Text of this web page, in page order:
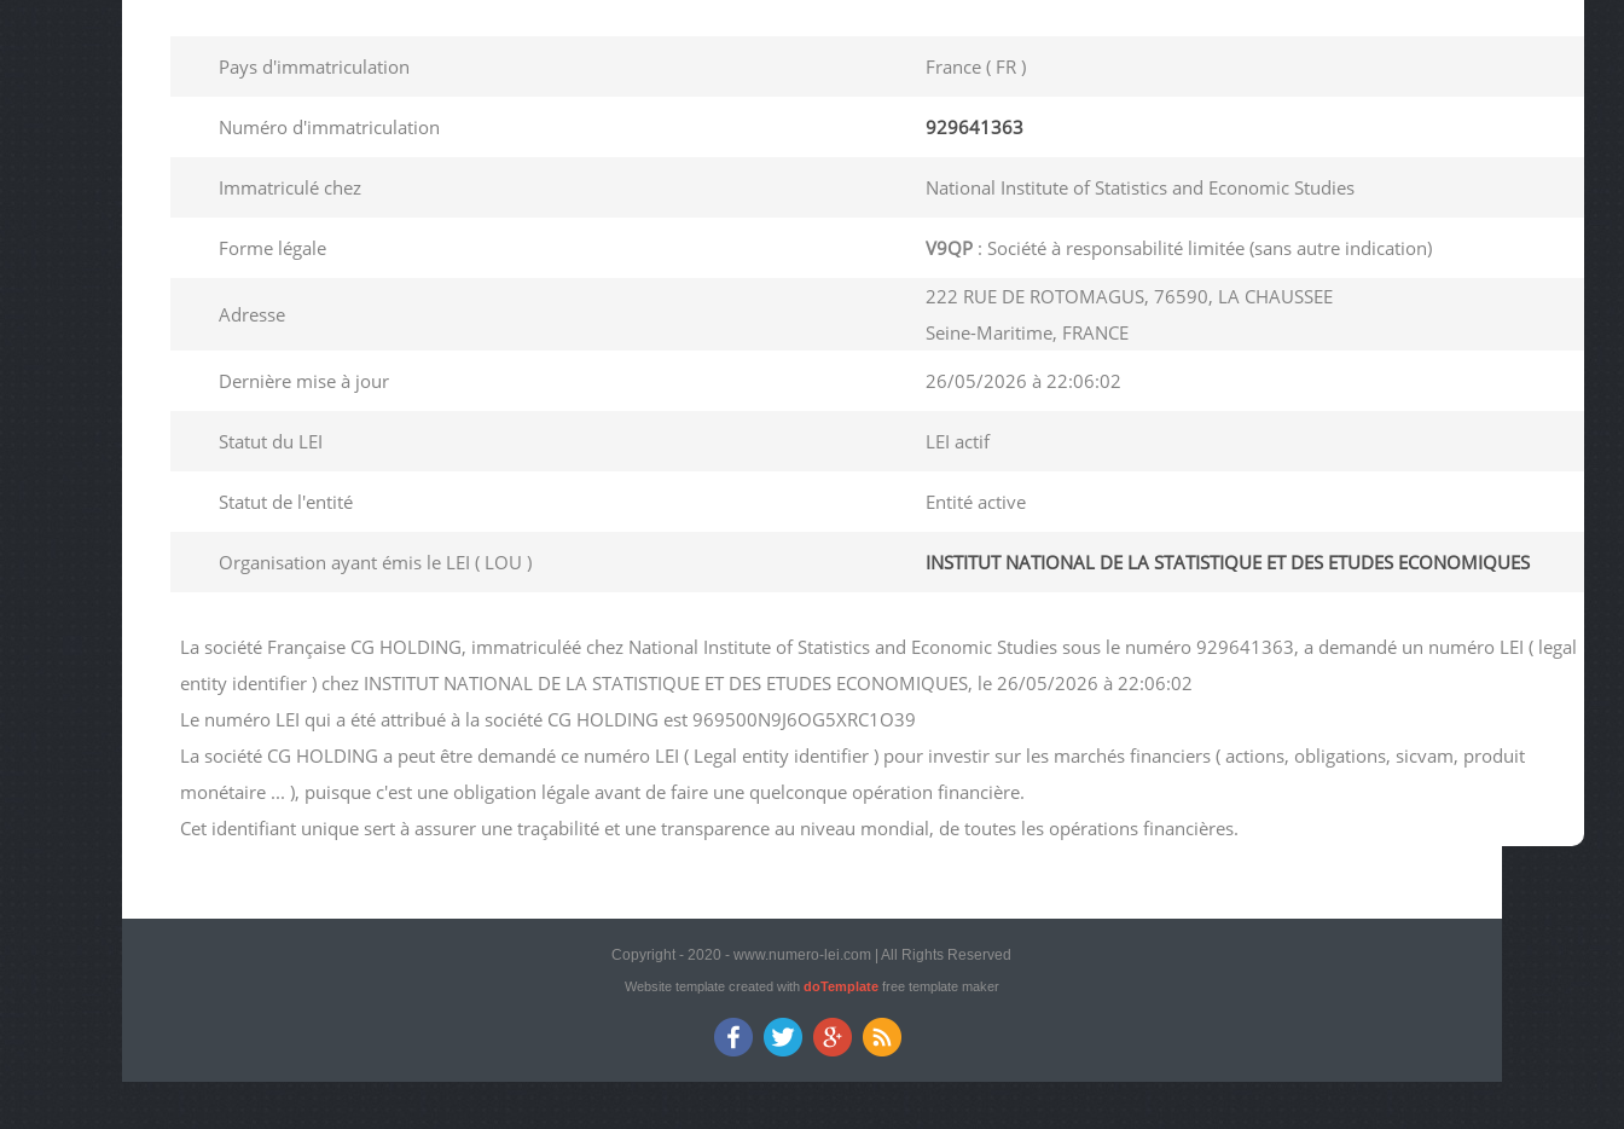
Pays d'immatriculation France ( FR )
Numéro d'immatriculation 929641363
Immatriculé chez National Institute of Statistics and Economic Studies
Forme légale V9QP: Société à responsabilité limitée (sans autre indication)
Adresse
222 RUE DE ROTOMAGUS, 76590, LA CHAUSSEE
Seine-Maritime, FRANCE
Dernière mise à jour
26/05/2026 à 22:06:02
Statut du LEI LEI actif
Statut de l'entité Entité active
Organisation ayant émis le LEI ( LOU ) INSTITUT NATIONAL DE LA STATISTIQUE ET DES ETUDES ECONOMIQUES
La société Française CG HOLDING, immatriculéé chez National Institute of Statistics and Economic Studies sous le numéro 929641363, a demandé un numéro LEI ( legal
entity identifier ) chez INSTITUT NATIONAL DE LA STATISTIQUE ET DES ETUDES ECONOMIQUES, le 26/05/2026 à 22:06:02
Le numéro LEI qui a été attribué à la société CG HOLDING est 969500N9J6OG5XRC1O39
La société CG HOLDING a peut être demandé ce numéro LEI ( Legal entity identifier ) pour investir sur les marchés financiers ( actions, obligations, sicvam, produit
monétaire ... ), puisque c'est une obligation légale avant de faire une quelconque opération financière.
Cet identifiant unique sert à assurer une traçabilité et une transparence au niveau mondial, de toutes les opérations financières.
Copyright - 2020 - www.numero-lei.com | All Rights Reserved
Website template created with doTemplatefree template maker